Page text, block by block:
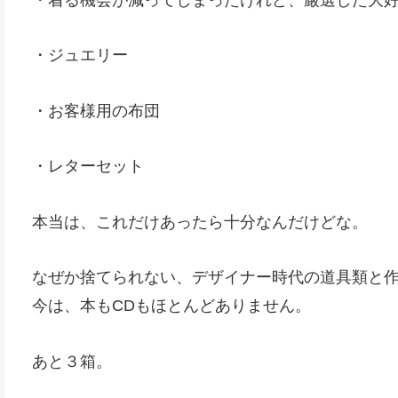
・ジュエリー
・お客様用の布団
・レターセット
本当は、これだけあったら十分なんだけどな。
なぜか捨てられない、デザイナー時代の道具類と
今は、本もCDもほとんどありません。
あと３箱。